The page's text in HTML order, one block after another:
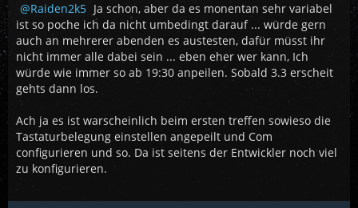
Raiden2k5 Ja schon, aber da es monentan sehr variabel
ist so poche ich da nicht umbedingt darauf ... würde gern
auch an mehrerer abenden es austesten, dafür müsst ihr
nicht immer alle dabei sein ... eben eher wer kann, Ich
würde wie immer so ab 19:30 anpeilen. Sobald 3.3 erscheit
gehts dann los.
Ach ja es ist warscheinlich beim ersten treffen sowieso die
Tastaturbelegung einstellen angepeilt und Com
configurieren und so. Da ist seitens der Entwickler noch viel
zu konfigurieren.